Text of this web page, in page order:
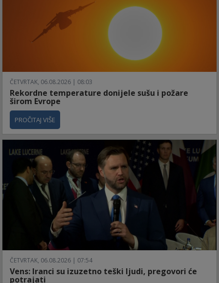
ČETVRTAK, 06.08.2026 | 08:03
Rekordne temperature donijele sušu i požare
širom Evrope
PROČITAJ VIŠE
ČETVRTAK, 06.08.2026 | 07:54
Vens: Iranci su izuzetno teški ljudi, pregovori će
potrajati